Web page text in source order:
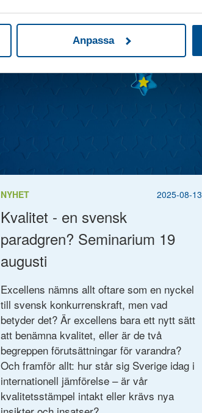
Anpassa
NYHET 2025-08-13
Kvalitet - en svensk
paradgren? Seminarium 19
augusti
Excellens nämns allt oftare som en nyckel
till svensk konkurrenskraft, men vad
betyder det? Är excellens bara ett nytt sätt
att benämna kvalitet, eller är de två
begreppen förutsättningar för varandra?
Och framför allt: hur står sig Sverige idag i
internationell jämförelse – är vår
kvalitetsstämpel intakt eller krävs nya